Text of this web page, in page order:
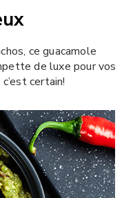
ce guacamole
de luxe pour vos
certain!